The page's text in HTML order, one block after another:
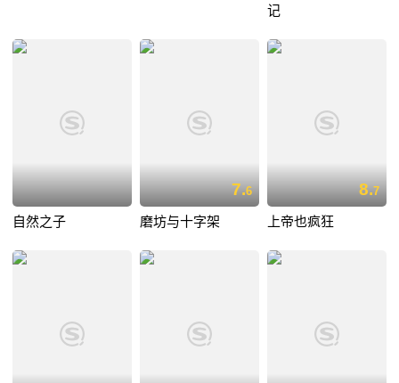
记
自然之子
7.6
磨坊与十字架
8.7
上帝也疯狂